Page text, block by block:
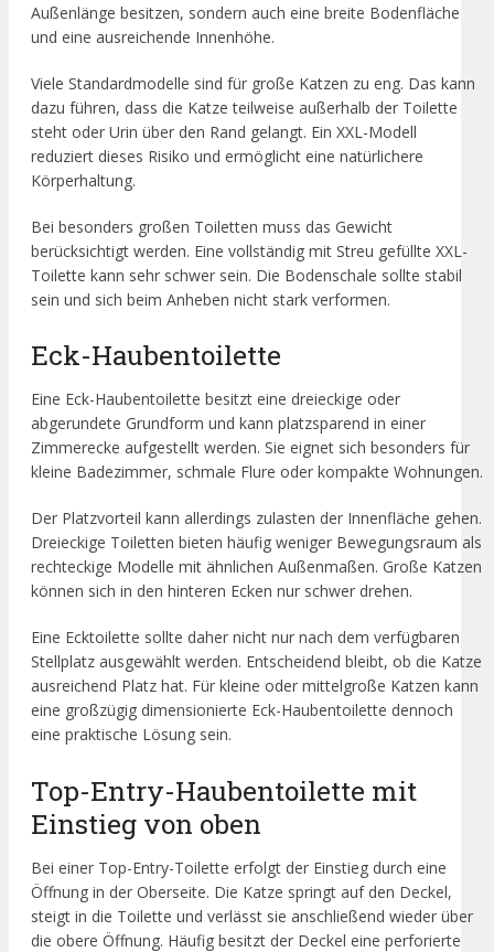
Außenlänge besitzen, sondern auch eine breite Bodenfläche
und eine ausreichende Innenhöhe.
Viele Standardmodelle sind für große Katzen zu eng. Das kann
dazu führen, dass die Katze teilweise außerhalb der Toilette
steht oder Urin über den Rand gelangt. Ein XXL-Modell
reduziert dieses Risiko und ermöglicht eine natürlichere
Körperhaltung.
Bei besonders großen Toiletten muss das Gewicht
berücksichtigt werden. Eine vollständig mit Streu gefüllte XXL-
Toilette kann sehr schwer sein. Die Bodenschale sollte stabil
sein und sich beim Anheben nicht stark verformen.
Eck-Haubentoilette
Eine Eck-Haubentoilette besitzt eine dreieckige oder
abgerundete Grundform und kann platzsparend in einer
Zimmerecke aufgestellt werden. Sie eignet sich besonders für
kleine Badezimmer, schmale Flure oder kompakte Wohnungen.
Der Platzvorteil kann allerdings zulasten der Innenfläche gehen.
Dreieckige Toiletten bieten häufig weniger Bewegungsraum als
rechteckige Modelle mit ähnlichen Außenmaßen. Große Katzen
können sich in den hinteren Ecken nur schwer drehen.
Eine Ecktoilette sollte daher nicht nur nach dem verfügbaren
Stellplatz ausgewählt werden. Entscheidend bleibt, ob die Katze
ausreichend Platz hat. Für kleine oder mittelgroße Katzen kann
eine großzügig dimensionierte Eck-Haubentoilette dennoch
eine praktische Lösung sein.
Top-Entry-Haubentoilette mit
Einstieg von oben
Bei einer Top-Entry-Toilette erfolgt der Einstieg durch eine
Öffnung in der Oberseite. Die Katze springt auf den Deckel,
steigt in die Toilette und verlässt sie anschließend wieder über
die obere Öffnung. Häufig besitzt der Deckel eine perforierte